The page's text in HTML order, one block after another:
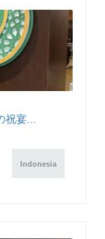
祝宴...
Indonesia